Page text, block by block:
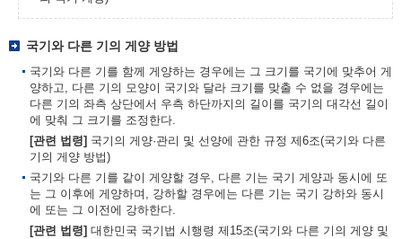
국기와 다른 기의 게양 방법
국기와 다른 기를 함께 게양하는 경우에는 그 크기를 국기에 맞추어 게
양하고, 다른 기의 모양이 국기와 달라 크기를 맞출 수 없을 경우에는
다른 기의 좌측 상단에서 우측 하단까지의 길이를 국기의 대각선 길이
에 맞춰 그 크기를 조정한다.
[관련 법령] 국기의 게양·관리 및 선양에 관한 규정 제6조(국기와 다른
기의 게양 방법)
국기와 다른 기를 같이 게양할 경우, 다른 기는 국기 게양과 동시에 또
는 그 이후에 게양하며, 강하할 경우에는 다른 기는 국기 강하와 동시
에 또는 그 이전에 강하한다.
[관련 법령] 대한민국 국기법 시행령 제15조(국기와 다른 기의 게양 및